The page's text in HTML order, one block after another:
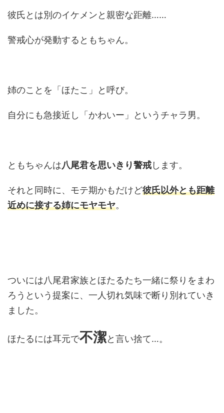
彼氏とは別のイケメンと親密な距離……
警戒心が発動するともちゃん。
姉のことを「ほたこ」と呼び。
自分にも急接近し「かわいー」というチャラ男。
ともちゃんは八尾君を思いきり警戒します。
それと同時に、モテ期かもだけど彼氏以外とも距離
近めに接する姉にモヤモヤ。
ついには八尾君家族とほたるたち一緒に祭りをまわ
ろうという提案に、一人切れ気味で断り別れていき
ました。
ほたるには耳元で不潔と言い捨て…。